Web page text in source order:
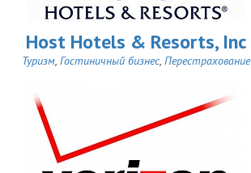
Host Hotels & Resorts, Inc
Туризм, Гостиничный бизнес, Перестрахование